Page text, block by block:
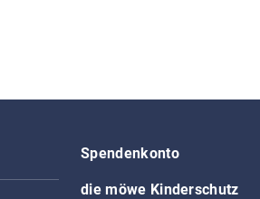
Spendenkonto
die möwe Kinderschutz